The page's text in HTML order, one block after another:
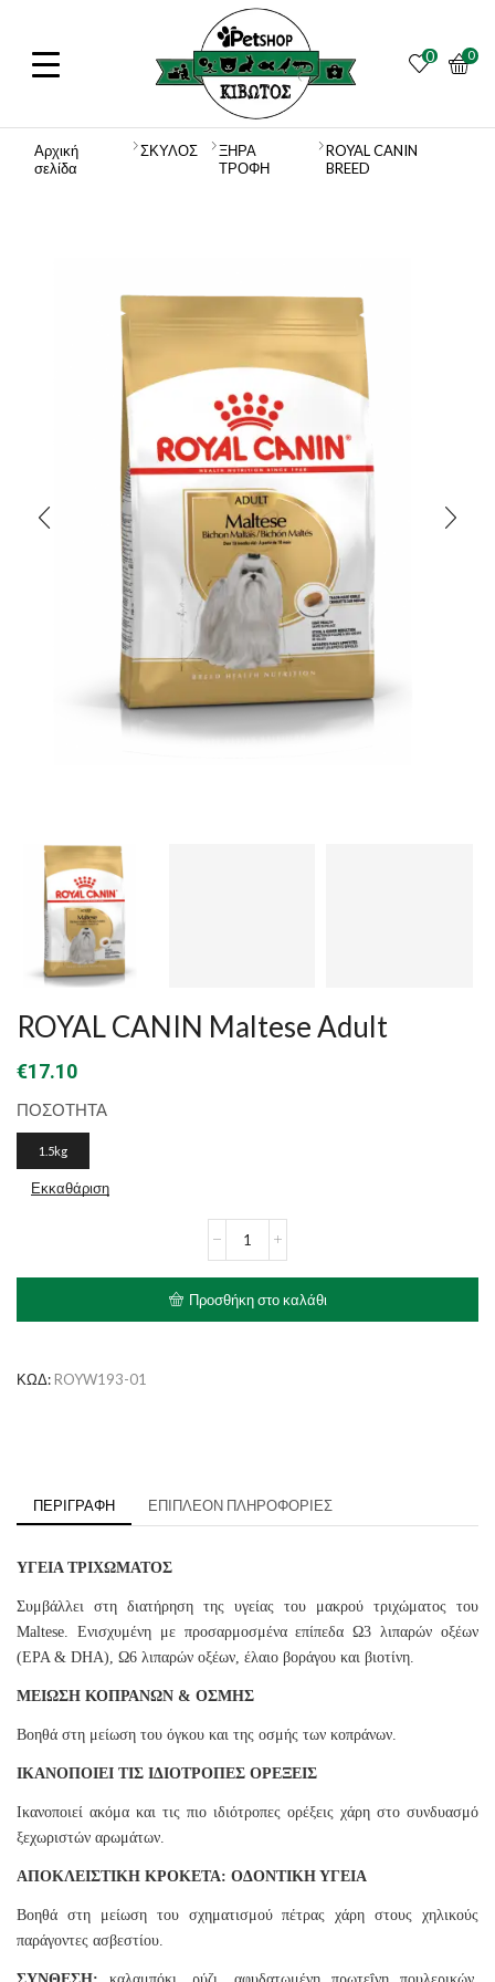
0 0
Αρχική
σελίδα
ΣΚΥΛΟΣ
ΞΗΡΑ
ΤΡΟΦΗ
ROYAL CANIN
BREED
ROYAL CANIN Maltese Adult
€17.10
ΠΟΣΟΤΗΤΑ
1.5kg
Εκκαθάριση
CANIN
ποσότητα
Προσθήκη στο καλάθι
ΚΩΔ: ROYW193-01
ΠΕΡΙΓΡΑΦΉ ΕΠΙΠΛΈΟΝ ΠΛΗΡΟΦΟΡΊΕΣ
ΥΓΕΙΑ ΤΡΙΧΩΜΑΤΟΣ
Συμβάλλει στη διατήρηση της υγείας του μακρού τριχώματος του
Maltese. Ενισχυμένη με προσαρμοσμένα επίπεδα Ω3 λιπαρών οξέων
(EPA & DHA), Ω6 λιπαρών οξέων, έλαιο βοράγου και βιοτίνη.
ΜΕΙΩΣΗ ΚΟΠΡΑΝΩΝ & ΟΣΜΗΣ
Βοηθά στη μείωση του όγκου και της οσμής των κοπράνων.
ΙΚΑΝΟΠΟΙΕΙ ΤΙΣ ΙΔΙΟΤΡΟΠΕΣ ΟΡΕΞΕΙΣ
Ικανοποιεί ακόμα και τις πιο ιδιότροπες ορέξεις χάρη στο συνδυασμό
ξεχωριστών αρωμάτων.
ΑΠΟΚΛΕΙΣΤΙΚΗ ΚΡΟΚΕΤΑ: ΟΔΟΝΤΙΚΗ ΥΓΕΙΑ
Βοηθά στη μείωση του σχηματισμού πέτρας χάρη στους χηλικούς
παράγοντες ασβεστίου.